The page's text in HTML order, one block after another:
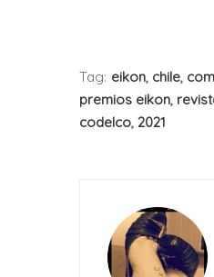
Tag: eikon, chile,
premios eikon,
codelco, 2021